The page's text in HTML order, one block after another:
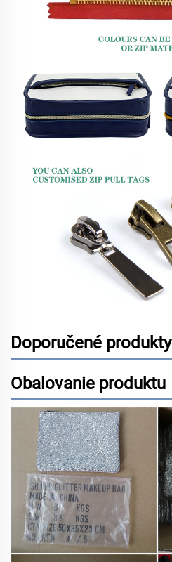
Doporučené produkty
Obalovanie produktu